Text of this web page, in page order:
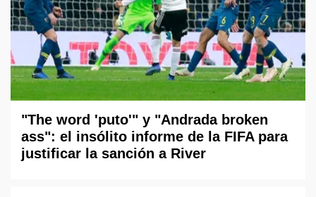
"The word 'puto'" y "Andrada broken
ass": el insólito informe de la FIFA para
justificar la sanción a River